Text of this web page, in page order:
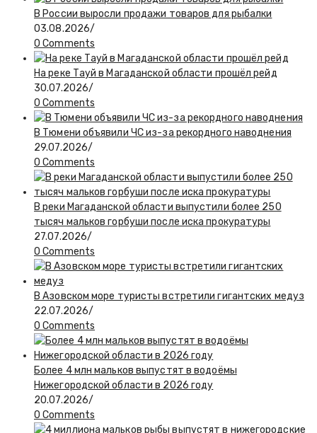
В России выросли продажи товаров для рыбалки
03.08.2026/
0 Comments
На реке Тауй в Магаданской области прошёл рейд
30.07.2026/
0 Comments
В Тюмени объявили ЧС из-за рекордного наводнения
29.07.2026/
0 Comments
В реки Магаданской области выпустили более 250
тысяч мальков горбуши после иска прокуратуры
27.07.2026/
0 Comments
В Азовском море туристы встретили гигантских медуз
22.07.2026/
0 Comments
Более 4 млн мальков выпустят в водоёмы
Нижегородской области в 2026 году
20.07.2026/
0 Comments